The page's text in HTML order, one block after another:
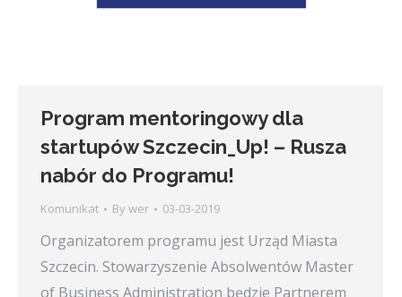
Program mentoringowy dla
startupów Szczecin_Up! – Rusza
nabór do Programu!
Komunikat By wer 03-03-2019
Organizatorem programu jest Urząd Miasta
Szczecin. Stowarzyszenie Absolwentów Master
of Business Administration będzie Partnerem